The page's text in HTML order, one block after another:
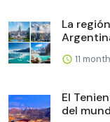
La
11
El
del